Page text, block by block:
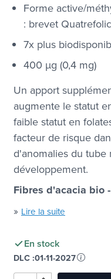
Forme active/
: brevet
7x plus
400 µg (0,4 mg)
Un apport
augmente le statut
faible statut en
facteur de risque
d'anomalies du
développement.
Fibres d'acacia bio
» Lire la suite
En stock
DLC :01-11-2027